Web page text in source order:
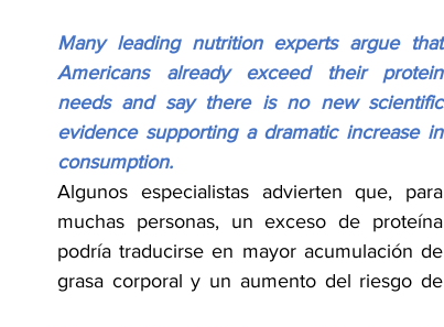
Many leading nutrition experts argue that
Americans already exceed their protein
needs and say there is no new scientific
evidence supporting a dramatic increase in
consumption.
Algunos especialistas advierten que, para
muchas personas, un exceso de proteína
podría traducirse en mayor acumulación de
grasa corporal y un aumento del riesgo de